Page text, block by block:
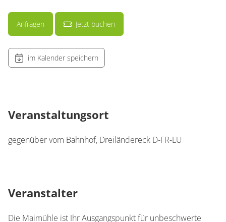
Anfragen Jetzt buchen
im Kalender speichern
Veranstaltungsort
gegenüber vom Bahnhof, Dreiländereck D-FR-LU
Veranstalter
Die Maimühle ist Ihr Ausgangspunkt für unbeschwerte